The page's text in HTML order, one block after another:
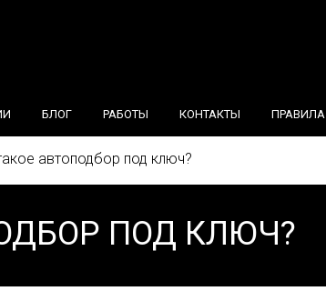
БЛОГ РАБОТЫ КОНТАКТЫ ПРАВИЛА
автоподбор под ключ?
ПОД КЛЮЧ?